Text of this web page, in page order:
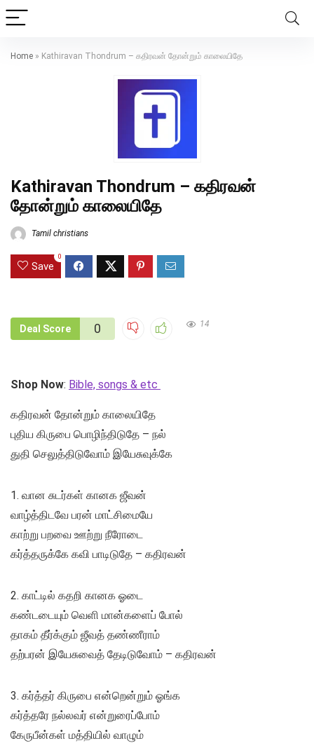
Home » Kathiravan Thondrum – கதிரவன் தோன்றும் காலையிதே
Kathiravan Thondrum – கதிரவன்
தோன்றும் காலையிதே
Tamil christians
Save
0
Deal Score 0 14
Shop Now: Bible, songs & etc
கதிரவன் தோன்றும் காலையிதே
புதிய கிருபை பொழிந்திடுதே – நல்
துதி செலுத்திடுவோம் இயேசுவுக்கே
1. வான சுடர்கள் கானக ஜீவன்
வாழ்த்திடவே பரன் மாட்சிமையே
காற்று பறவை ஊற்று நீரோடை
கர்த்தருக்கே கவி பாடிடுதே – கதிரவன்
2. காட்டில் கதறி கானக ஓடை
கண்டடையும் வெளி மான்களைப் போல்
தாகம் தீர்க்கும் ஜீவத் தண்ணீராம்
தற்பரன் இயேசுவைத் தேடிடுவோம் – கதிரவன்
3. கர்த்தர் கிருபை என்றென்றும் ஓங்க
கர்த்தரே நல்லவர் என்றுரைப்போம்
கேருபீன்கள் மத்தியில் வாழும்